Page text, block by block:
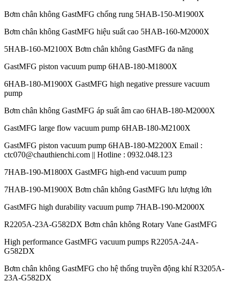
Bơm chân không GastMFG chống rung 5HAB-150-M1900X
Bơm chân không GastMFG hiệu suất cao 5HAB-160-M2000X
5HAB-160-M2100X Bơm chân không GastMFG đa năng
GastMFG piston vacuum pump 6HAB-180-M1800X
6HAB-180-M1900X GastMFG high negative pressure vacuum
pump
Bơm chân không GastMFG áp suất âm cao 6HAB-180-M2000X
GastMFG large flow vacuum pump 6HAB-180-M2100X
GastMFG piston vacuum pump 6HAB-180-M2200X Email :
ctc070@chauthienchi.com || Hotline : 0932.048.123
7HAB-190-M1800X GastMFG high-end vacuum pump
7HAB-190-M1900X Bơm chân không GastMFG lưu lượng lớn
GastMFG high durability vacuum pump 7HAB-190-M2000X
R2205A-23A-G582DX Bơm chân không Rotary Vane GastMFG
High performance GastMFG vacuum pumps R2205A-24A-
G582DX
Bơm chân không GastMFG cho hệ thống truyền động khí R3205A-
23A-G582DX